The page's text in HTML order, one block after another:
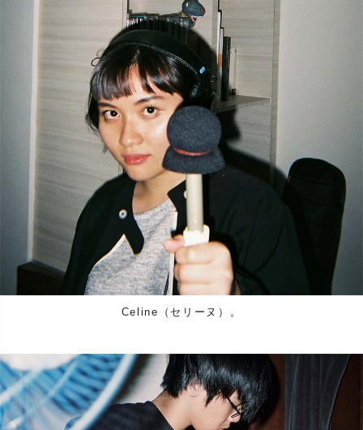
Celine（セリーヌ）。